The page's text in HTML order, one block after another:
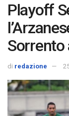
Playoff
Sorrento
di redazione